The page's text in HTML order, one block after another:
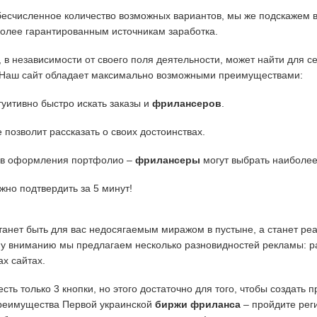
количество возможных вариантов, мы же подскажем
гарантированным источникам заработка.
независимости от своего поля деятельности, может найти для
сайт обладает максимально возможными преимуществами:
быстро искать заказы и фрилансеров
рассказать о своих достоинствах.
оформления портфолио – фрилансеры могут выбрать
подтвердить за 5 минут!
быть для вас недосягаемым миражом в пустыне, а станет
вниманию мы предлагаем несколько разновидностей рекламы:
сайтах.
только 3 кнопки, но этого достаточно для того, чтобы
Первой украинской биржи фриланса – пройдите